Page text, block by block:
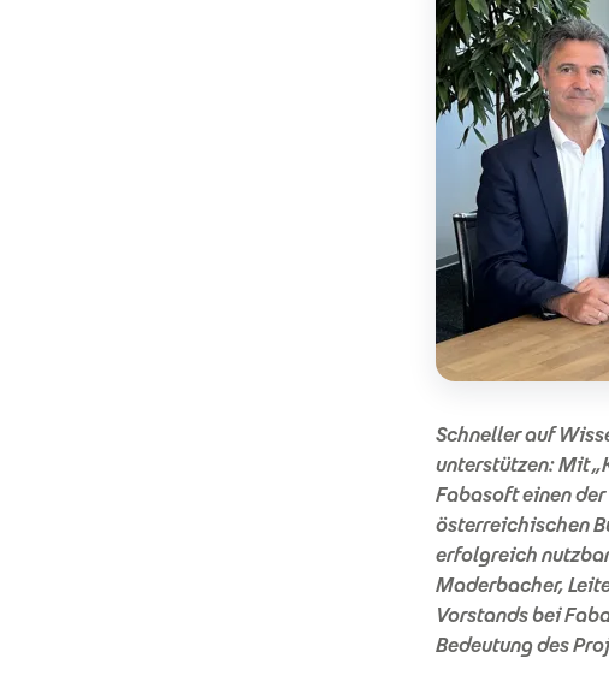
Schneller auf
unterstützen: Mit
Fabasoft einen
österreichischen
erfolgreich
Maderbacher,
Vorstands bei
Bedeutung des